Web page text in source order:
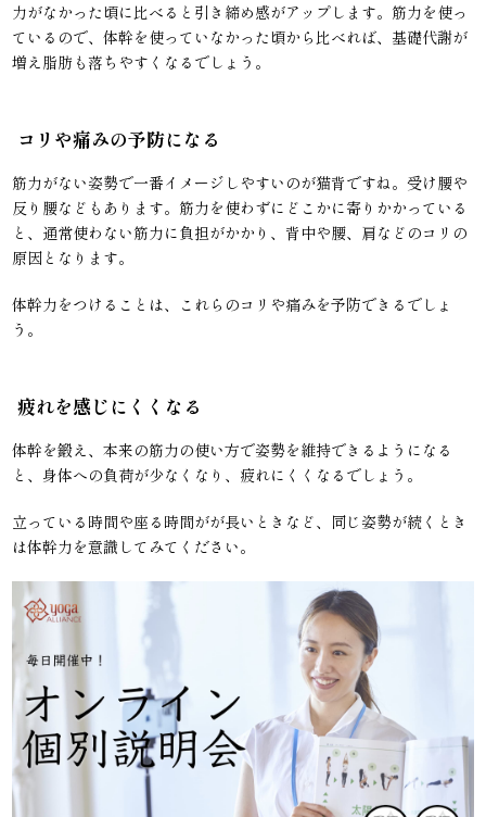
力がなかった頃に比べると引き締め感がアップします。筋力を使っ
ているので、体幹を使っていなかった頃から比べれば、基礎代謝が
増え脂肪も落ちやすくなるでしょう。
コリや痛みの予防になる
筋力がない姿勢で一番イメージしやすいのが猫背ですね。受け腰や
反り腰などもあります。筋力を使わずにどこかに寄りかかっている
と、通常使わない筋力に負担がかかり、背中や腰、肩などのコリの
原因となります。
体幹力をつけることは、これらのコリや痛みを予防できるでしょ
う。
疲れを感じにくくなる
体幹を鍛え、本来の筋力の使い方で姿勢を維持できるようになる
と、身体への負荷が少なくなり、疲れにくくなるでしょう。
立っている時間や座る時間がが長いときなど、同じ姿勢が続くとき
は体幹力を意識してみてください。